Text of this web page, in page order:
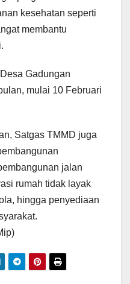
kesehatan seperti
membantu
Gadungan
mulai 10 Februari
Satgas TMMD juga
jalan
rumah tidak layak
hingga penyediaan